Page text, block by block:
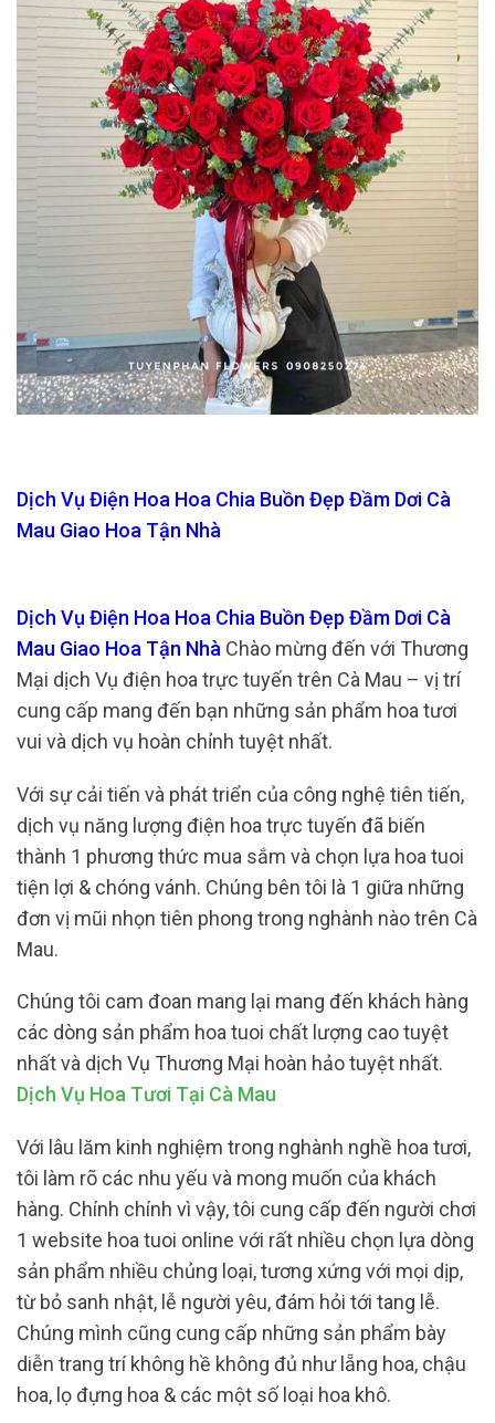
Dịch Vụ Điện Hoa Hoa Chia Buồn Đẹp Đầm Dơi Cà
Mau Giao Hoa Tận Nhà
Dịch Vụ Điện Hoa Hoa Chia Buồn Đẹp Đầm Dơi Cà
Mau Giao Hoa Tận Nhà Chào mừng đến với Thương
Mại dịch Vụ điện hoa trực tuyến trên Cà Mau – vị trí
cung cấp mang đến bạn những sản phẩm hoa tươi
vui và dịch vụ hoàn chỉnh tuyệt nhất.
Với sự cải tiến và phát triển của công nghệ tiên tiến,
dịch vụ năng lượng điện hoa trực tuyến đã biến
thành 1 phương thức mua sắm và chọn lựa hoa tuoi
tiện lợi & chóng vánh. Chúng bên tôi là 1 giữa những
đơn vị mũi nhọn tiên phong trong nghành nào trên Cà
Mau.
Chúng tôi cam đoan mang lại mang đến khách hàng
các dòng sản phẩm hoa tuoi chất lượng cao tuyệt
nhất và dịch Vụ Thương Mại hoàn hảo tuyệt nhất.
Dịch Vụ Hoa Tươi Tại Cà Mau
Với lâu lăm kinh nghiệm trong nghành nghề hoa tươi,
tôi làm rõ các nhu yếu và mong muốn của khách
hàng. Chính chính vì vậy, tôi cung cấp đến người chơi
1 website hoa tuoi online với rất nhiều chọn lựa dòng
sản phẩm nhiều chủng loại, tương xứng với mọi dịp,
từ bỏ sanh nhật, lễ người yêu, đám hỏi tới tang lễ.
Chúng mình cũng cung cấp những sản phẩm bày
diễn trang trí không hề không đủ như lẵng hoa, chậu
hoa, lọ đựng hoa & các một số loại hoa khô.